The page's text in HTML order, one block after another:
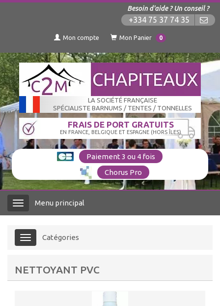
Besoin d'aide ? Un conseil ?
+334 75 37 74 35
Mon compte Mon Panier 0
LA SOCIÉTÉ FRANÇAISE
SPÉCIALISTE BARNUMS / TENTES / TONNELLES
FRAIS DE PORT GRATUITS
EN FRANCE, BELGIQUE ET ESPAGNE (HORS ÎLES)
Paiement 3 ou 4 fois
Chorus Pro
Menu Menu principal
Menu Catégories
NETTOYANT PVC